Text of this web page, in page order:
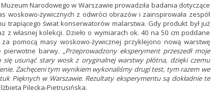
Narodowego w Warszawie prowadziła badania dotyczące
żywicznych z odwróci obrazów i zainspirowała zespół
trapiącego świat konserwatorów malarstwa. Gdy produkt był już
własnej kolekcji. Dzieło o wymiarach ok. 40 na 50 cm poddane
pomocą masy woskowo-żywicznej przyklejono nową warstwę
pierwotne barwy. „Przeprowadzony eksperyment przeszedł moje
się usunąć stary wosk z oryginalnej warstwy płótna, dzięki czemu
Zachęceni tym wynikiem wykonaliśmy drugi test, tym razem we
Pięknych w Warszawie. Rezultaty eksperymentu są dokładnie te
Pilecka-Pietrusińska.